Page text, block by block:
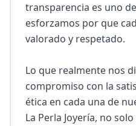
transparencia es uno
esforzamos por que
valorado y respetado.
Lo que realmente nos
compromiso con la
ética en cada una de
La Perla Joyería, no